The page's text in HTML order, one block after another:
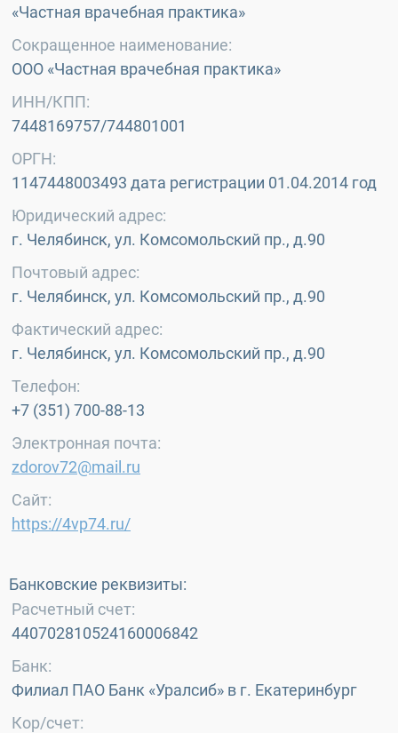
«Частная врачебная практика»
Сокращенное наименование:
ООО «Частная врачебная практика»
ИНН/КПП:
7448169757/744801001
ОРГН:
1147448003493 дата регистрации 01.04.2014 год
Юридический адрес:
г. Челябинск, ул. Комсомольский пр., д.90
Почтовый адрес:
г. Челябинск, ул. Комсомольский пр., д.90
Фактический адрес:
г. Челябинск, ул. Комсомольский пр., д.90
Телефон:
+7 (351) 700-88-13
Электронная почта:
zdorov72@mail.ru
Сайт:
https://4vp74.ru/
Банковские реквизиты:
Расчетный счет:
440702810524160006842
Банк:
Филиал ПАО Банк «Уралсиб» в г. Екатеринбург
Кор/счет: